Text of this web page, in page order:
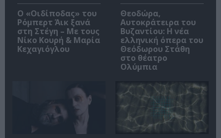
O «Οιδίποδας» του
Ρόμπερτ Άικ ξανά
στη Στέγη – Με τους
Νίκο Κουρή & Μαρία
Κεχαγιόγλου
Θεοδώρα,
Αυτοκράτειρα του
Βυζαντίου: Η νέα
ελληνική όπερα του
Θεόδωρου Στάθη
στο θέατρο
Ολύμπια